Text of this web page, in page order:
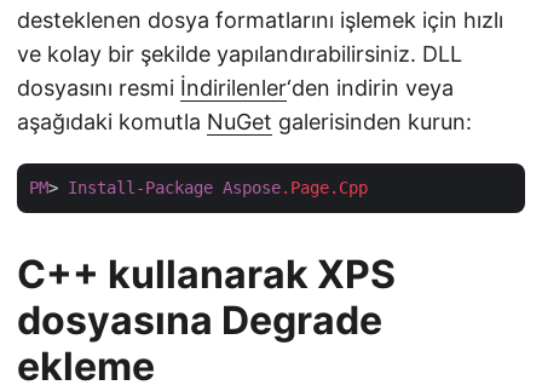
desteklenen dosya formatlarını işlemek için hızlı
ve kolay bir şekilde yapılandırabilirsiniz. DLL
dosyasını resmi İndirilenler‘den indirin veya
aşağıdaki komutla NuGet galerisinden kurun:
PM> Install-Package Aspose.Page.Cpp
C++ kullanarak XPS
dosyasına Degrade
ekleme